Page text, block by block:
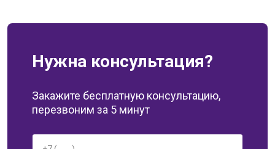
Нужна консультация?
Закажите бесплатную консультацию,
перезвоним за 5 минут